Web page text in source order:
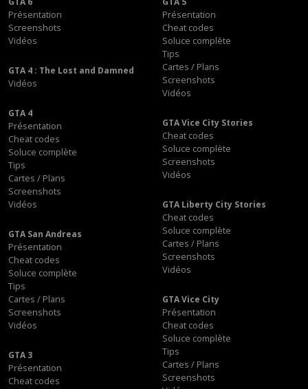
Présentation
Screenshots
Vidéos
Présentation
Cheat codes
Soluce complète
Tips
Cartes / Plans
Screenshots
Vidéos
GTA 4 : The Lost and Damned
Vidéos
GTA 4
Présentation
Cheat codes
Soluce complète
Tips
Cartes / Plans
Screenshots
Vidéos
GTA Vice City Stories
Cheat codes
Soluce complète
Screenshots
Vidéos
GTA Liberty City Stories
Cheat codes
Soluce complète
Cartes / Plans
Screenshots
Vidéos
GTA San Andreas
Présentation
Cheat codes
Soluce complète
Tips
Cartes / Plans
Screenshots
Vidéos
GTA Vice City
Présentation
Cheat codes
Soluce complète
Tips
Cartes / Plans
Screenshots
GTA 3
Présentation
Cheat codes